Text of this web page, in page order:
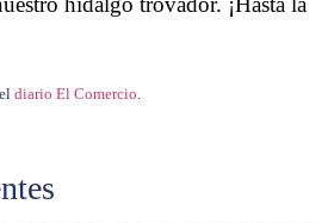
diario El Comercio.